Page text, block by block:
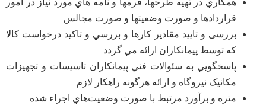
قراردادها و صورت وضعيتها و صورت مجالس
بررسی و تایید مقادير كارها و بررسي و تاكيد درخواست كالا
كه توسط پيمانكاران ارائه مي گردد
پاسخگويي به سئوالات فني پيمانكاران تاسيسات و تجهيزات
مکانیک نيروگاه و ارائه هرگونه راهكار لازم
متره و برآورد مرتبط با صورت وضعيت‌هاي اجراء شده